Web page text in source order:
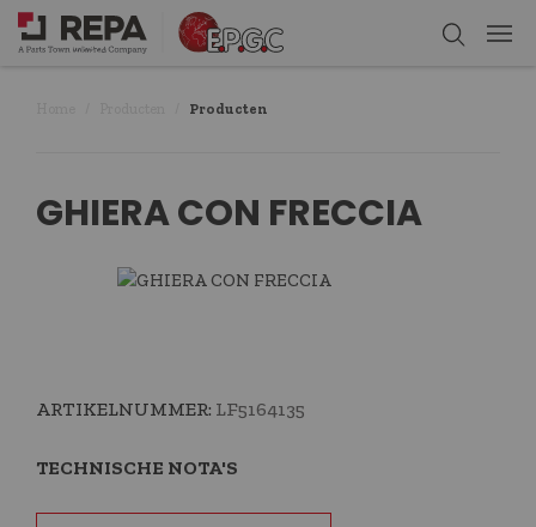
Producten
GHIERA CON FRECCIA
ARTIKELNUMMER: LF5164135
TECHNISCHE NOTA'S